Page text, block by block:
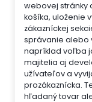
webovej stránky
košíka, uloženie
zákazníckej
správanie alebo
napríklad voľba
majitelia aj
užívateľov a
prozákaznícka.
hľadaný tovar